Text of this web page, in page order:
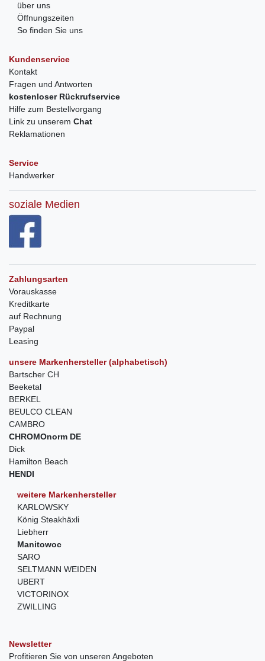
über uns
Öffnungszeiten
So finden Sie uns
Kundenservice
Kontakt
Fragen und Antworten
kostenloser Rückrufservice
Hilfe zum Bestellvorgang
Link zu unserem Chat
Reklamationen
Service
Handwerker
soziale Medien
Zahlungsarten
Vorauskasse
Kreditkarte
auf Rechnung
Paypal
Leasing
unsere Markenhersteller (alphabetisch)
Bartscher CH
Beeketal
BERKEL
BEULCO CLEAN
CAMBRO
CHROMOnorm DE
Dick
Hamilton Beach
HENDI
weitere Markenhersteller
KARLOWSKY
König Steakhäxli
Liebherr
Manitowoc
SARO
SELTMANN WEIDEN
UBERT
VICTORINOX
ZWILLING
Newsletter
Profitieren Sie von unseren Angeboten